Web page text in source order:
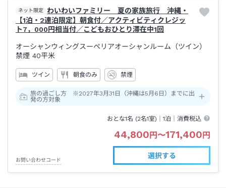
ネット限定
わいわいファミリー 夏の家族旅行 沖縄・
【1泊・2連泊限定】朝食付／アクティビティクレジッ
ト7，000円相当付／こどもおひとり滞在中1回
オーシャンウィングスーペリアオーシャンルーム（ツイン）
禁煙 40平米
ツイン 朝食のみ 禁煙
旅の過ごし方 ※2027年3月31日（沖縄は5月6日）までに出
発の方対象
おとな1名 (2名1室)｜1泊 ｜消費税込
44,800 円 〜171,400 円
お問い合わせコード
選択する